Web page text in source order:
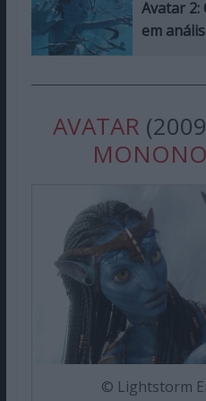
Avatar 2:
em
AVATAR
© Lightstorm